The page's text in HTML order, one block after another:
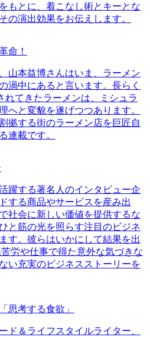
もとに、着こなし術とキーとな
の演出効果をお伝えします。
命！
山本益博さんはいま、ラーメン
渦中にあると言います。長らく
れてきたラーメンは、ミシュラ
へと変貌を遂げつつあります。
拠する街のラーメン店を巨匠自
連載です。
躍する著名人のインタビュー企
する商品やサービスを産み出
社会に新しい価値を提供するな
と筋の光を照らす注目のビジネ
す。彼らはいかにして結果を出
労や仕事で得た意外な気づきな
い充実のビジネスストーリーを
思考する食欲」
ド＆ライフスタイルライター、